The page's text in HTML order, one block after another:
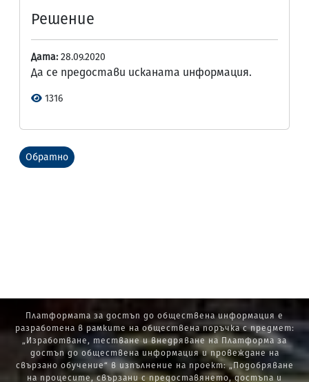
Решение
Дата: 28.09.2020
Да се предостави исканата информация.
1316
Обратно
Платформата за достъп до обществена информация е
разработена в рамките на обществена поръчка с предмет:
„Изработване, тестване и внедряване на Платформа за
достъп до обществена информация и провеждане на
свързано обучение“ в изпълнение на проект: „Подобряване
на процесите, свързани с предоставянето, достъпа и